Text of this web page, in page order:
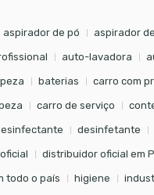
aspirador de pó aspirador
auto-lavadora
baterias carro com
carro de serviço
desinfetante
distribuidor oficial em
todo o país higiene